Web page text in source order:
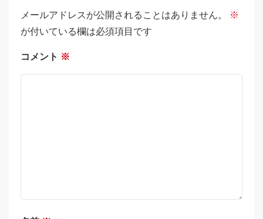
メールアドレスが公開されることはありません。
※
が付いている欄は必須項目です
コメント ※